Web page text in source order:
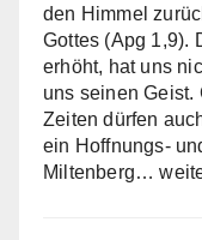
den Himmel
Gottes (Apg 1,9).
erhöht, hat uns
uns seinen Geist.
Zeiten dürfen
ein Hoffnungs-
Miltenberg…Die